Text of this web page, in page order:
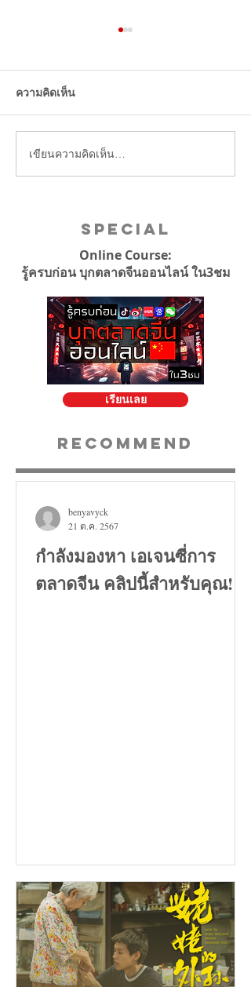
แล้ว น่ากลัวแค่ไหนมาดูกัน
ความคิดเห็น
เขียนความคิดเห็น…
Special
Online Course:
รู้ครบก่อน บุกตลาดจีนออนไลน์ ใน3ชม
เรียนเลย
Recommend
กำลังมองหา เอเจนซี่การ
ตลาดจีน คลิปนี้สำหรับคุณ!
benyavyck
21 ต.ค. 2567